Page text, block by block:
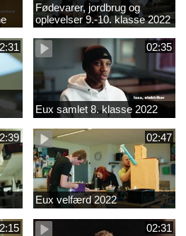
Fødevarer, jordbrug og
oplevelser 9.-10. klasse 2022
02:35
Eux samlet 8. klasse 2022
02:47
Eux velfærd 2022
02:31